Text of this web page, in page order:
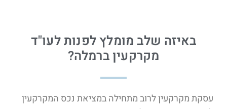
באיזה שלב מומלץ לפנות לעו"ד
מקרקעין ברמלה?
עסקת מקרקעין לרוב מתחילה במציאת נכס המקרקעין